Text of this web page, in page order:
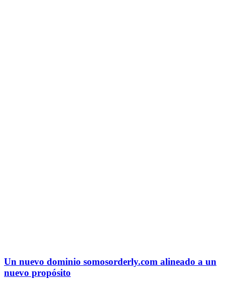
Un nuevo dominio somosorderly.com alineado a un
nuevo propósito